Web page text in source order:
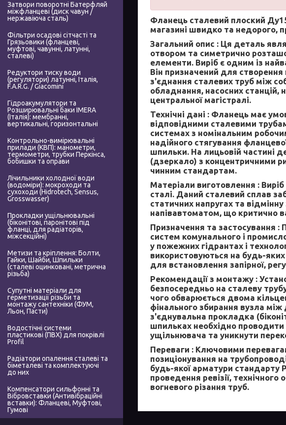
Фланець сталевий плоский
магазині швидко та недорого,
Загальний опис : Ця деталь
отвором та симетрично
елементи. Виріб є одним із
Він призначений для
з'єднання сталевих труб між
обладнання, насосних станцій,
центральної магістралі.
Технічні дані : Фланець має
відповідними сталевими
системах з номінальним
надійного стягування
шпильки. На лицьовій частині
(дзеркало) з концентричними
чинним стандартам.
Матеріали виготовлення :
сталі. Даний сталевий сплав
статичних напругах та
напівавтоматом, що критично
Призначення та застосування :
систем комунального і
у пожежних гідрантах і
використовуються на будь-
для встановлення запірної,
Рекомендації з монтажу :
безпосередньо на сталеву
чого обварюється двома
фінального збирання вузла
з'єднувальна прокладка
шпильках необхідно проводити
ущільнювача та уникнути
Переваги : Ключовими
позиціонування на
будь-якої арматури стандарту
проведення ревізії,
вогневого різання труб.
Затвори поворотні Батерфляй
міжфланцеві (диск чавун /
нержавіюча сталь)
Фільтри осадові сітчасті та
Грязьовики (фланцеві,
муфтові, чавунні, латунні,
сталеві)
Редуктори тиску води
(регулятори) латунні, Італія,
F.A.R.G. / Giacomini
Гідроакумулятори та
Розширювальні баки IMERA
(Італія): мембранні,
вертикальні, горизонтальні
Контрольно-вимірювальні
прилади (КВП): манометри,
термометри, трубки Перкінса,
бобишки та оправи
Лічильники холодної води
(водоміри): мокроходи та
сухоходи (Hidrotech, Sensus,
Grosswasser)
Прокладки ущільнювальні
(біконітові, паронітові під
фланці, для радіаторів,
міжсекційні)
Метизи та кріплення: Болти,
Гайки, Шайби, Шпильки
(сталеві оцинковані, метрична
різьба)
Супутні матеріали для
герметизації різьби та
монтажу сантехніки (ФУМ,
Льон, Пасти)
Водостічні системи
пластикові (ПВХ) для покрівлі
Profil
Радіатори опалення сталеві та
біметалеві та комплектуючі
до них
Компенсатори сильфонні та
Вібровставки (Антивібраційні
вставки): Фланцеві, Муфтові,
Гумові